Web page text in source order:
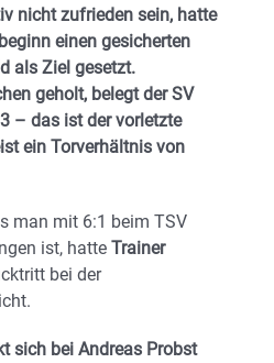
nicht zufrieden sein, hatte
einen gesicherten
als Ziel gesetzt.
geholt, belegt der SV
– das ist der vorletzte
ein Torverhältnis von
man mit 6:1 beim TSV
ist, hatte Trainer
bei der
sich bei Andreas Probst